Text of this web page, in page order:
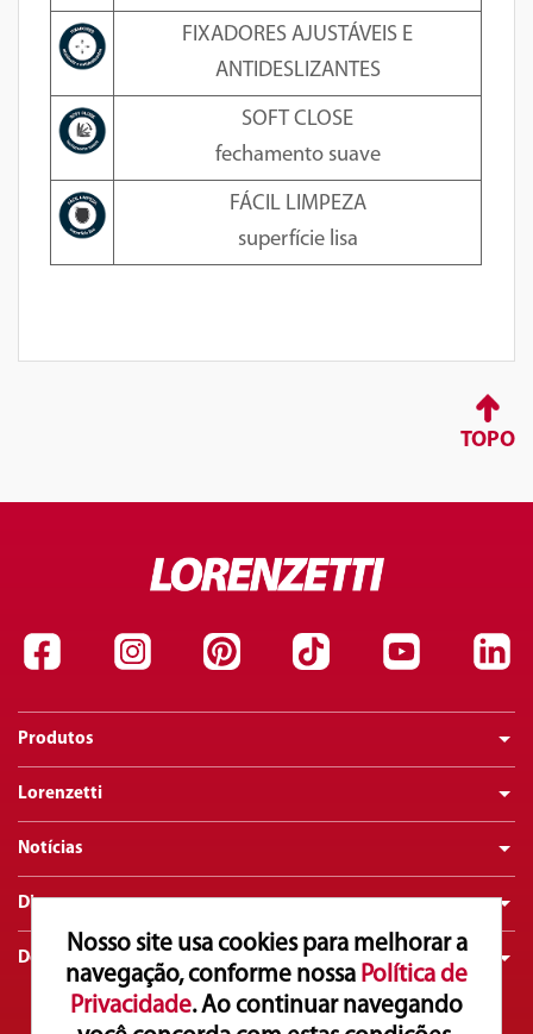
Nosso site usa cookies para melhorar a
navegação, conforme nossa Política de
Privacidade. Ao continuar navegando
FIXADORES AJUSTÁVEIS E
ANTIDESLIZANTES
SOFT CLOSE
fechamento suave
FÁCIL LIMPEZA
superfície lisa
TOPO
Produtos
Lorenzetti
Notícias
Dicas
Downloads